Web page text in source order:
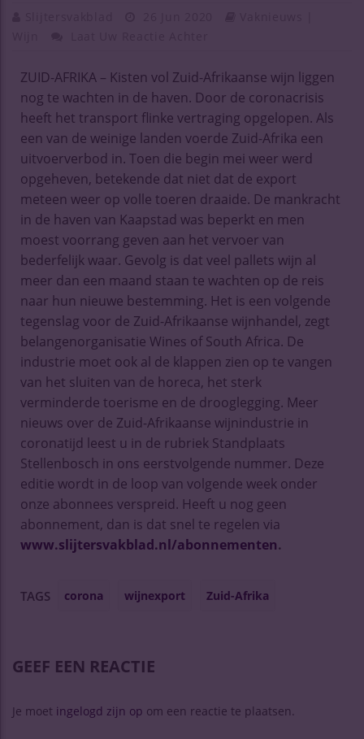
ZUID-AFRIKA – Kisten vol Zuid-Afrikaanse wijn liggen
nog te wachten in de haven. Door de coronacrisis
heeft het transport flinke vertraging opgelopen. Als
een van de weinige landen voerde Zuid-Afrika een
uitvoerverbod in. Toen die begin mei weer werd
opgeheven, betekende dat niet dat de export
meteen weer op volle toeren draaide. De mankracht
in de haven van Kaapstad was beperkt en men
moest voorrang geven aan het vervoer van
bederfelijk waar. Gevolg is dat veel pallets wijn al
meer dan een maand staan te wachten op de reis
naar hun nieuwe bestemming. Het is een volgende
tegenslag voor de Zuid-Afrikaanse wijnhandel, zegt
belangenorganisatie Wines of South Africa. De
industrie moet ook al de klappen zien op te vangen
van het sluiten van de horeca, het sterk
verminderde toerisme en de drooglegging. Meer
nieuws over de Zuid-Afrikaanse wijnindustrie in
coronatijd leest u in de rubriek Standplaats
Stellenbosch in ons eerstvolgende nummer. Deze
editie wordt in de loop van volgende week onder
onze abonnees verspreid. Heeft u nog geen
abonnement, dan is dat snel te regelen via
www.slijtersvakblad.nl/abonnementen.
TAGS corona wijnexport Zuid-Afrika
GEEF EEN REACTIE
Je moet ingelogd zijn op om een reactie te plaatsen.